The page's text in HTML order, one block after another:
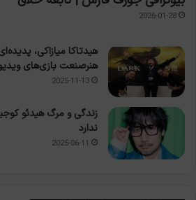
2026-01-28
هیدتاکا میازاکی،
هنرصنعت بازی‌های
2025-11-13
زندگی و مرگ هیدئو
ندارد
2025-06-11